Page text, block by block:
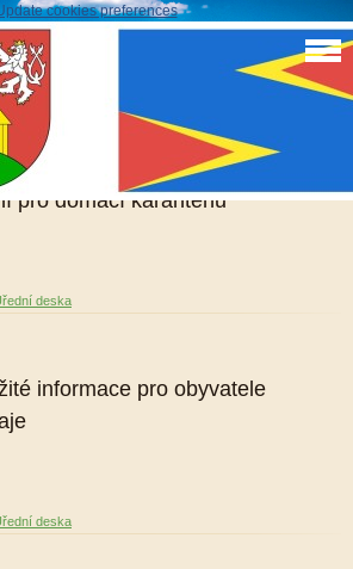
cookies preferences
pro domácí karanténu
deska
informace pro obyvatele
deska